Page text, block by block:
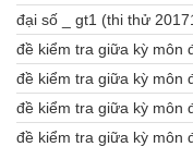
đại số _ gt1 (thi thử
đề kiểm tra giữa kỳ môn
đề kiểm tra giữa kỳ môn
đề kiểm tra giữa kỳ môn
đề kiểm tra giữa kỳ môn